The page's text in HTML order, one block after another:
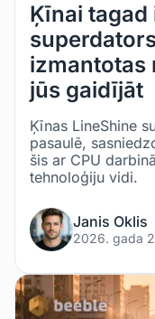
Ķīnai
izmantotas
jūs gaidījāt
Ķīnas LineShine
pasaulē,
šis ar CPU
tehnoloģiju vidi.
Janis Oklis
2026. gada